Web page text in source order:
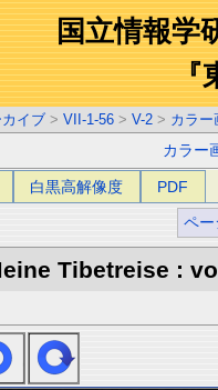
国立情報学
『
イブ > VII-1-56 > V-2 > カラー
カラー
白黒高解像度 PDF
ペー
Tibetreise :